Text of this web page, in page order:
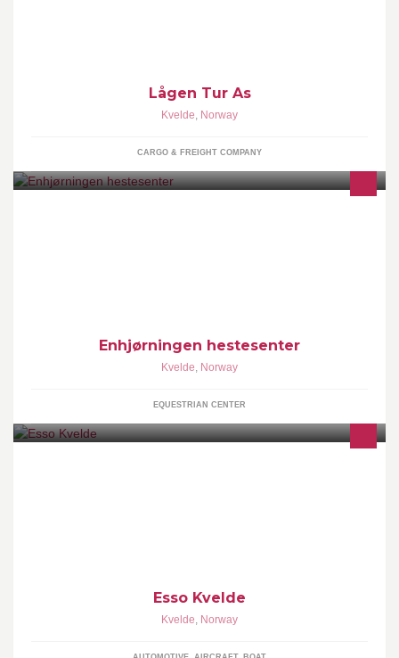
Lågen Tur As
Kvelde, Norway
CARGO & FREIGHT COMPANY
Enhjørningen hestesenter
Kvelde, Norway
EQUESTRIAN CENTER
Esso Kvelde
Kvelde, Norway